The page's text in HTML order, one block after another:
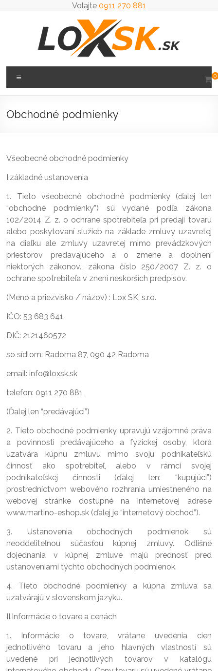
Volajte 0911 270 881
Loxsk
predaj
0
Obchodné podmienky
Všeobecné obchodné podmienky
I.základné ustanovenia
1. Tieto všeobecné obchodné podmienky (ďalej len
“obchodné podmienky”) sú vydané podľa zákona
102/2014 Z. z. o ochrane spotrebiteľa pri predaji tovaru
alebo poskytovaní služieb na základe zmluvy uzavretej
na diaľku ale zmluvy uzavretej mimo prevádzkových
priestorov predavajúceho a o zmene a doplnení
niektorých zákonov., zákona číslo 250/2007 Z. z. o
ochrane spotrebiteľa v znení neskorších predpisov.
(Meno a priezvisko / názov) : Lox SK, s.r.o.
IČO: 53 683 641
DIČ: 2121460572
so sídlom: Radoma 87, 090 42 Radoma
email: info@loxsk.sk
telefon: 0911 270 881
(Ďalej len “predávajúci”)
2. Tieto obchodné podmienky upravujú vzájomné práva
a povinnosti predávajúceho a fyzickej osoby, ktorá
uzatvára kúpnu zmluvu mimo svoju podnikateľskú
činnosť ako spotrebiteľ, alebo v rámci svojej
podnikateľskej činnosti (ďalej len: “kupujúci”)
prostredníctvom webového rozhrania umiestneného na
webovej stránke dostupné na internetovej adrese
www.martino-eshop.sk (ďalej je “internetový obchod”).
3. Ustanovenia obchodných podmienok sú
neoddeliteľnou súčasťou kúpnej zmluvy. Odlišné
dojednania v kúpnej zmluve majú prednosť pred
ustanoveniami týchto obchodných podmienok.
4. Tieto obchodné podmienky a kúpna zmluva sa
uzatvárajú v slovenskom jazyku.
II.Informácie o tovare a cenách
1. Informácie o tovare, vrátane uvedenia cien
jednotlivého tovaru a jeho hlavných vlastností sú
uvedené pri jednotlivých tovarov v katalógu